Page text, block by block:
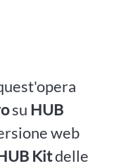
su HUB
web
Kitdelle